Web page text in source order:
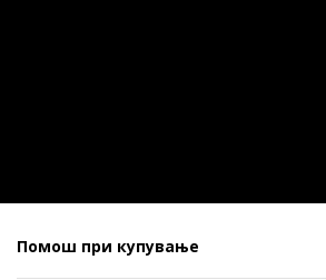
Помош при купување